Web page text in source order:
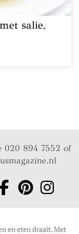
salie,
020 894 7552 of
en eten draait. Met